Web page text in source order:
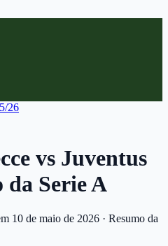
26
vs Juventus
da Serie A
10 de maio de 2026 · Resumo da